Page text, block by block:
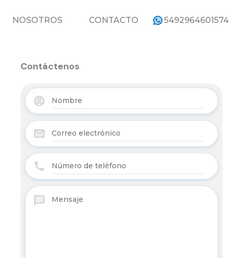
PROPIEDADES NOSOTROS CONTACTO
NOSOTROS CONTACTO 5492964601574
Contáctenos